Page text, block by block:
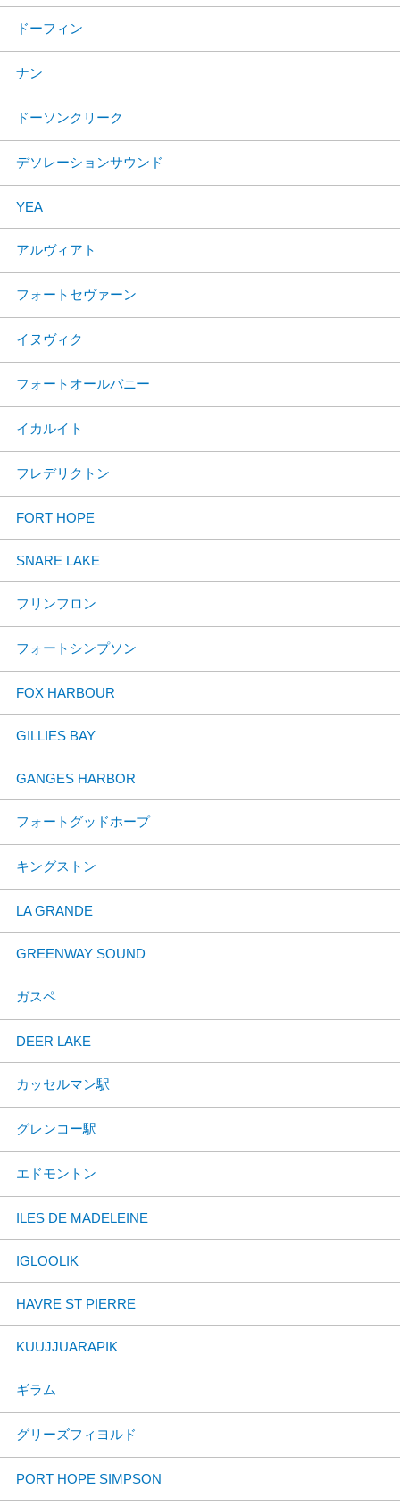
ドーフィン
ナン
ドーソンクリーク
デソレーションサウンド
YEA
アルヴィアト
フォートセヴァーン
イヌヴィク
フォートオールバニー
イカルイト
フレデリクトン
FORT HOPE
SNARE LAKE
フリンフロン
フォートシンプソン
FOX HARBOUR
GILLIES BAY
GANGES HARBOR
フォートグッドホープ
キングストン
LA GRANDE
GREENWAY SOUND
ガスペ
DEER LAKE
カッセルマン駅
グレンコー駅
エドモントン
ILES DE MADELEINE
IGLOOLIK
HAVRE ST PIERRE
KUUJJUARAPIK
ギラム
グリーズフィヨルド
PORT HOPE SIMPSON